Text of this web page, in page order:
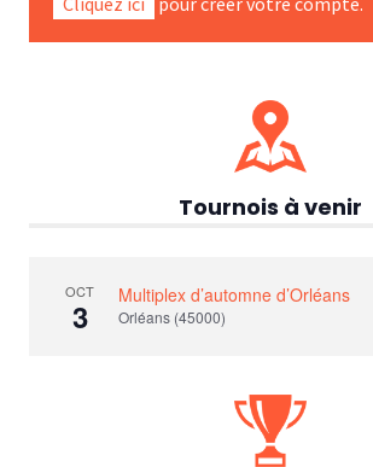
Tournois à venir
OCT
3
Multiplex d’automne d’Orléans
Orléans (45000)